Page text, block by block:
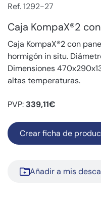
Ref. 1292-27
Caja KompaX®2
Caja KompaX®2 con
hormigón in situ.
Dimensiones
altas temperaturas.
PVP: 339,11€
Crear ficha de
Añadir a mis